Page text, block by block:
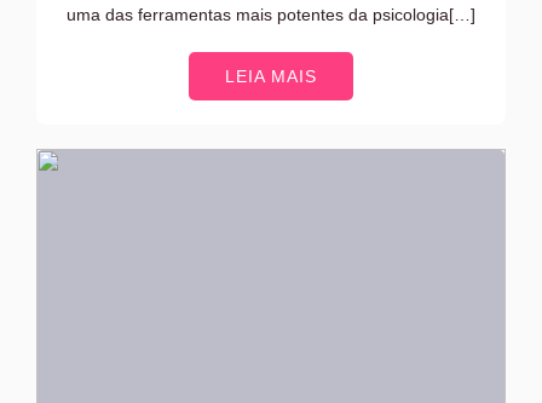
uma das ferramentas mais potentes da psicologia[…]
LEIA MAIS